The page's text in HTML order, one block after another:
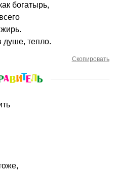
богатырь,
тепло.
Скопировать